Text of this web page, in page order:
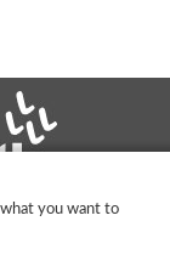
what you want to